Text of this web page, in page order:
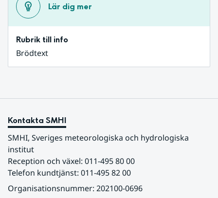
Lär dig mer
Rubrik till info
Brödtext
Kontakta SMHI
SMHI, Sveriges meteorologiska och hydrologiska
institut
Reception och växel: 011-495 80 00
Telefon kundtjänst: 011-495 82 00
Organisationsnummer: 202100-0696